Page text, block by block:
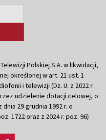
Polskiej S.A. w likwidacji,
określonej w art. 21 ust. 1
i telewizji (Dz. U. z 2022 r.
udzielenie dotacji celowej, o
29 grudnia 1992 r. o
1722 oraz z 2024 r. poz. 96)